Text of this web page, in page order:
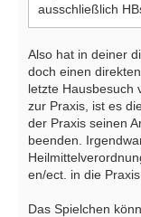
ausschließlich
Also hat in deiner
doch einen
letzte Hausbesuch
zur Praxis, ist es
der Praxis seinen
beenden.
en/ect. in die
Das Spielchen